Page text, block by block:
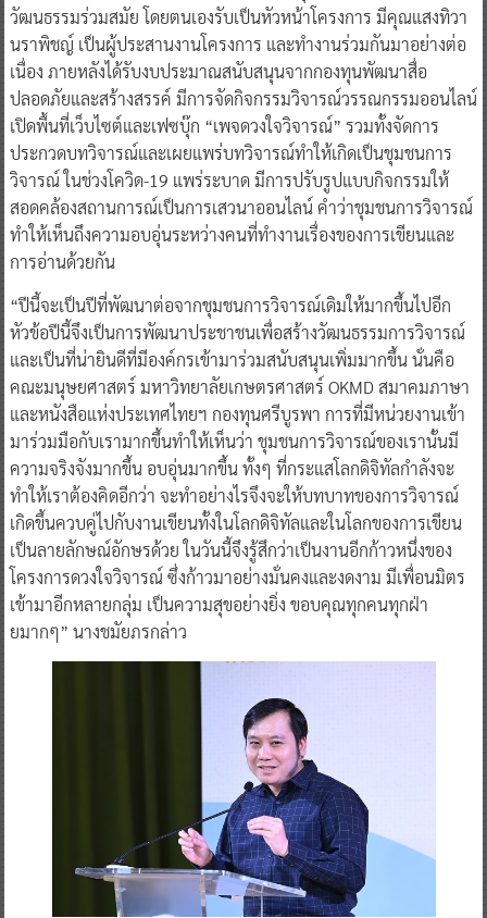
วัฒนธรรมร่วมสมัย โดยตนเองรับเป็นหัวหน้าโครงการ มีคุณแสงทิวา
นราพิชญ์ เป็นผู้ประสานงานโครงการ และทำงานร่วมกันมาอย่างต่อ
เนื่อง ภายหลังได้รับงบประมาณสนับสนุนจากกองทุนพัฒนาสื่อ
ปลอดภัยและสร้างสรรค์ มีการจัดกิจกรรมวิจารณ์วรรณกรรมออนไลน์
เปิดพื้นที่เว็บไซต์และเฟซบุ๊ก “เพจดวงใจวิจารณ์” รวมทั้งจัดการ
ประกวดบทวิจารณ์และเผยแพร่บทวิจารณ์ทำให้เกิดเป็นชุมชนการ
วิจารณ์ ในช่วงโควิด-19 แพร่ระบาด มีการปรับรูปแบบกิจกรรมให้
สอดคล้องสถานการณ์เป็นการเสวนาออนไลน์ คำว่าชุมชนการวิจารณ์
ทำให้เห็นถึงความอบอุ่นระหว่างคนที่ทำงานเรื่องของการเขียนและ
การอ่านด้วยกัน
“ปีนี้จะเป็นปีที่พัฒนาต่อจากชุมชนการวิจารณ์เดิมให้มากขึ้นไปอีก
หัวข้อปีนี้จึงเป็นการพัฒนาประชาชนเพื่อสร้างวัฒนธรรมการวิจารณ์
และเป็นที่น่ายินดีที่มีองค์กรเข้ามาร่วมสนับสนุนเพิ่มมากขึ้น นั่นคือ
คณะมนุษยศาสตร์ มหาวิทยาลัยเกษตรศาสตร์ OKMD สมาคมภาษา
และหนังสือแห่งประเทศไทยฯ กองทุนศรีบูรพา การที่มีหน่วยงานเข้า
มาร่วมมือกับเรามากขึ้นทำให้เห็นว่า ชุมชนการวิจารณ์ของเรานั้นมี
ความจริงจังมากขึ้น อบอุ่นมากขึ้น ทั้งๆ ที่กระแสโลกดิจิทัลกำลังจะ
ทำให้เราต้องคิดอีกว่า จะทำอย่างไรจึงจะให้บทบาทของการวิจารณ์
เกิดขึ้นควบคู่ไปกับงานเขียนทั้งในโลกดิจิทัลและในโลกของการเขียน
เป็นลายลักษณ์อักษรด้วย ในวันนี้จึงรู้สึกว่าเป็นงานอีกก้าวหนึ่งของ
โครงการดวงใจวิจารณ์ ซึ่งก้าวมาอย่างมั่นคงและงดงาม มีเพื่อนมิตร
เข้ามาอีกหลายกลุ่ม เป็นความสุขอย่างยิ่ง ขอบคุณทุกคนทุกฝ่า
ยมากๆ” นางชมัยภรกล่าว